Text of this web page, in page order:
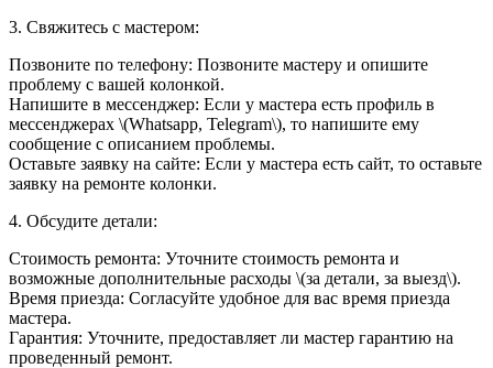
3. Свяжитесь с мастером:
Позвоните по телефону: Позвоните мастеру и опишите
проблему с вашей колонкой.
Напишите в мессенджер: Если у мастера есть профиль в
мессенджерах \(Whatsapp, Telegram\), то напишите ему
сообщение с описанием проблемы.
Оставьте заявку на сайте: Если у мастера есть сайт, то оставьте
заявку на ремонте колонки.
4. Обсудите детали:
Стоимость ремонта: Уточните стоимость ремонта и
возможные дополнительные расходы \(за детали, за выезд\).
Время приезда: Согласуйте удобное для вас время приезда
мастера.
Гарантия: Уточните, предоставляет ли мастер гарантию на
проведенный ремонт.